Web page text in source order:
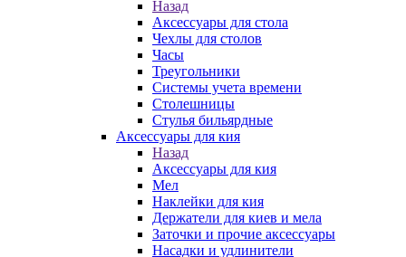
Назад
Аксессуары для стола
Чехлы для столов
Часы
Треугольники
Системы учета времени
Столешницы
Стулья бильярдные
Аксессуары для кия
Назад
Аксессуары для кия
Мел
Наклейки для кия
Держатели для киев и мела
Заточки и прочие аксессуары
Насадки и удлинители